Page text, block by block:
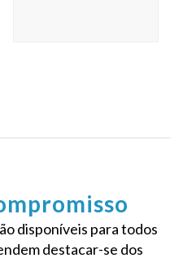
disponíveis para todos
destacar-se dos